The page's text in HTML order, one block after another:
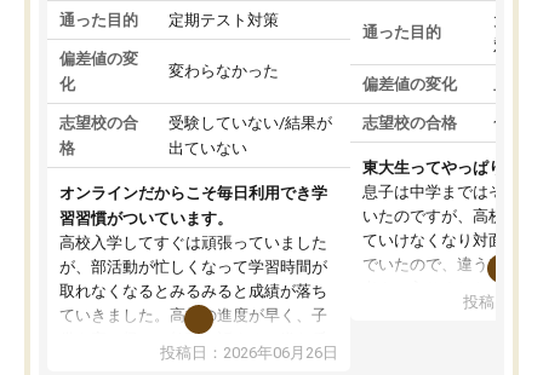
通った目的 定期テスト対策
偏差値の変
化
変わらなかった
志望校の合
格
受験していない/結果が
出ていない
オンラインだからこそ毎日利用でき学
習習慣がついています。
高校入学してすぐは頑張っていました
が、部活動が忙しくなって学習時間が
取れなくなるとみるみると成績が落ち
ていきました。高校の進度が早く、子
供も家に帰って勉強の話すると嫌な反
応を示します。東大先生にお願いして
投稿日：2026年06月26日
通った目的
大学
対策
偏差値の変化 上が
志望校の合格 合格
東大生ってやっぱりすご
息子は中学まではそこそ
いたのですが、高校に入
ていけなくなり対面の塾
でいたので、違うアプロ
で、当初は模試でD判定
投稿日：